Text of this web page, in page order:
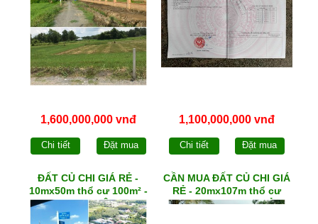
1,600,000,000 vnđ
Chi tiết Đặt mua
1,100,000,000 vnđ
Chi tiết Đặt mua
ĐẤT CỦ CHI GIÁ RẺ -
10mx50m thổ cư 100m² -
xã TRUNG LẬP HẠ
CẦN MUA ĐẤT CỦ CHI GIÁ
RẺ - 20mx107m thổ cư
300m² - qh KDC - 1/ TỈNH